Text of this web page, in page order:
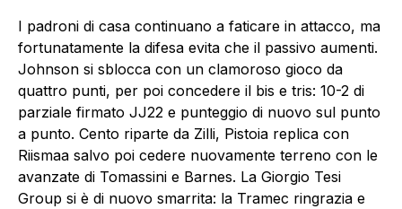
I padroni di casa continuano a faticare in attacco, ma
fortunatamente la difesa evita che il passivo aumenti.
Johnson si sblocca con un clamoroso gioco da
quattro punti, per poi concedere il bis e tris: 10-2 di
parziale firmato JJ22 e punteggio di nuovo sul punto
a punto. Cento riparte da Zilli, Pistoia replica con
Riismaa salvo poi cedere nuovamente terreno con le
avanzate di Tomassini e Barnes. La Giorgio Tesi
Group si è di nuovo smarrita: la Tramec ringrazia e